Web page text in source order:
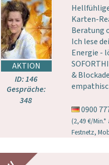
ID: 146
Gespräche:
348
Karten-
Beratung
Ich lese
Energie -
&
0900
(2,49 €/Min.*
Festnetz,